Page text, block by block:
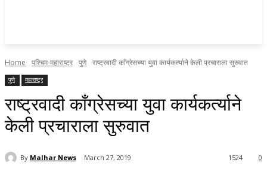
Home पश्चिम-महाराष्ट्र पुणे राष्ट्रवादी काँग्रेसच्या युवा कार्यकर्त्याने केली प्रचाराला सुरुवात
पुणे महाराष्ट्र
राष्ट्रवादी काँग्रेसच्या युवा कार्यकर्त्याने
केली प्रचाराला सुरुवात
By Malhar News March 27, 2019 0
1524